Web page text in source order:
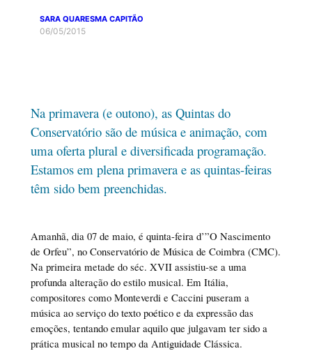
SARA QUARESMA CAPITÃO
06/05/2015
Na primavera (e outono), as Quintas do
Conservatório são de música e animação, com
uma oferta plural e diversificada programação.
Estamos em plena primavera e as quintas-feiras
têm sido bem preenchidas.
Amanhã, dia 07 de maio, é quinta-feira d’”O Nascimento
de Orfeu”, no Conservatório de Música de Coimbra (CMC).
Na primeira metade do séc. XVII assistiu-se a uma
profunda alteração do estilo musical. Em Itália,
compositores como Monteverdi e Caccini puseram a
música ao serviço do texto poético e da expressão das
emoções, tentando emular aquilo que julgavam ter sido a
prática musical no tempo da Antiguidade Clássica.